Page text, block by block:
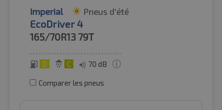
Imperial Pneus d'été
EcoDriver 4
165/70R13 79T
D C 70 dB
Comparer les pneus